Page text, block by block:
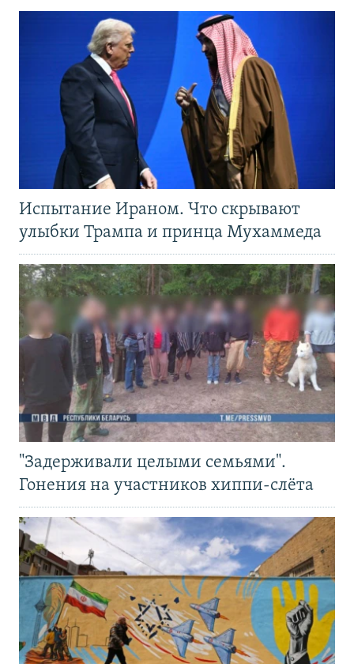
Испытание Ираном. Что скрывают
улыбки Трампа и принца Мухаммеда
"Задерживали целыми семьями".
Гонения на участников хиппи-слёта